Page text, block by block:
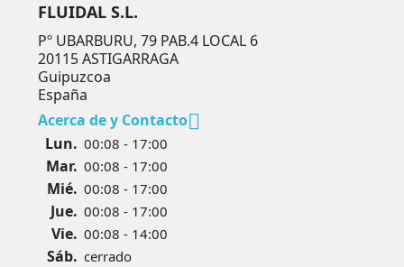
FLUIDAL S.L.
Pº UBARBURU, 79 PAB.4 LOCAL 6
20115 ASTIGARRAGA
Guipuzcoa
España
Acerca de y Contacto
Lun. 00:08 - 17:00
Mar. 00:08 - 17:00
Mié. 00:08 - 17:00
Jue. 00:08 - 17:00
Vie. 00:08 - 14:00
Sáb. cerrado